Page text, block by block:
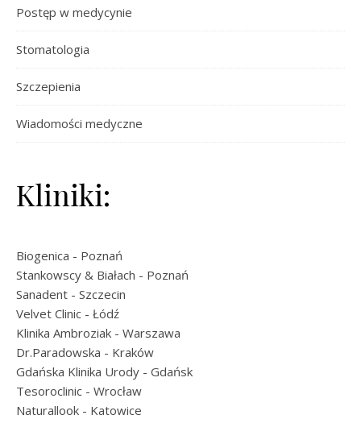
Postęp w medycynie
Stomatologia
Szczepienia
Wiadomości medyczne
Kliniki:
Biogenica - Poznań
Stankowscy & Białach - Poznań
Sanadent - Szczecin
Velvet Clinic - Łódź
Klinika Ambroziak - Warszawa
Dr.Paradowska - Kraków
Gdańska Klinika Urody - Gdańsk
Tesoroclinic - Wrocław
Naturallook - Katowice